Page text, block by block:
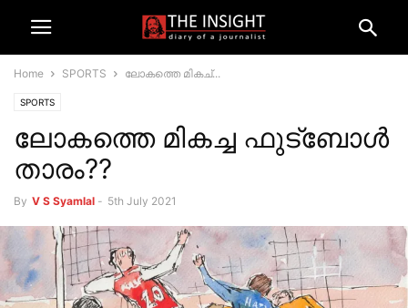
Home SPORTS ലോകത്തെ മികച്...
SPORTS
ലോകത്തെ മികച്ച ഫുട്ബോള്‍
താരം??
By V S Syamlal - 5th July 2021